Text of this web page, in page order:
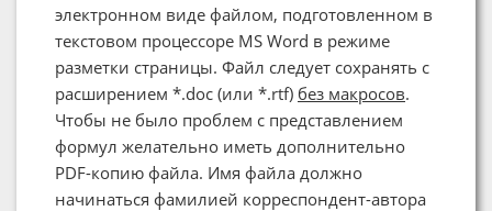
электронном виде файлом, подготовленном в
текстовом процессоре MS Word в режиме
разметки страницы. Файл следует сохранять с
расширением *.doc (или *.rtf) без макросов.
Чтобы не было проблем с представлением
формул желательно иметь дополнительно
PDF-копию файла. Имя файла должно
начинаться фамилией корреспондент-автора